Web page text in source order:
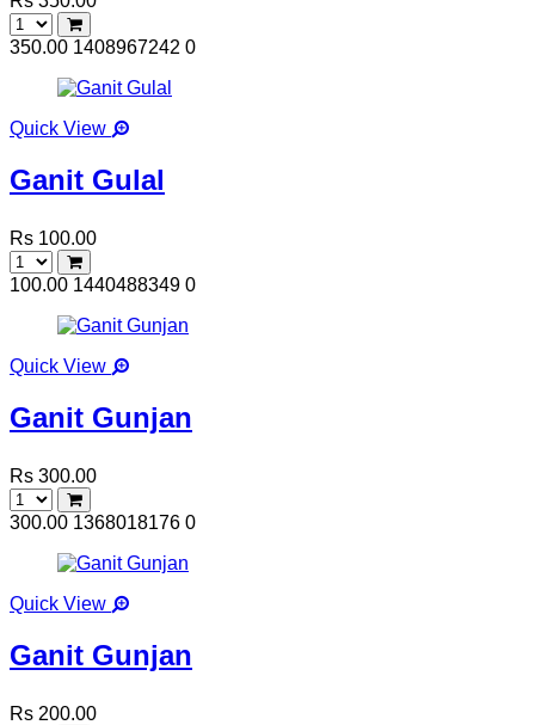
350.00 1408967242 0
Quick View
Ganit Gulal
Rs 100.00
100.00 1440488349 0
Quick View
Ganit Gunjan
Rs 300.00
300.00 1368018176 0
Quick View
Ganit Gunjan
Rs 200.00